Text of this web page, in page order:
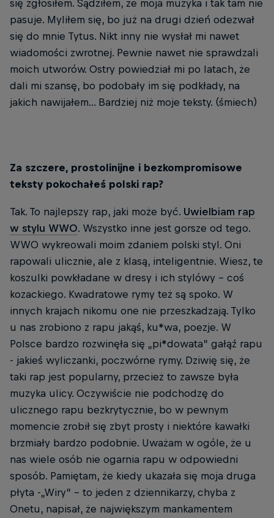
się zgłosiłem. Sądziłem, że moja muzyka i tak tam nie
pasuje. Myliłem się, bo już na drugi dzień odezwał
się do mnie Tytus. Nikt inny nie wysłał mi nawet
wiadomości zwrotnej. Pewnie nawet nie sprawdzali
moich utworów. Ostry powiedział mi po latach, że
dali mi szansę, bo podobały im się podkłady, na
jakich nawijałem... Bardziej niż moje teksty. (śmiech)
Za szczere, prostolinijne i bezkompromisowe
teksty pokochałeś polski rap?
Tak. To najlepszy rap, jaki może być. Uwielbiam rap
w stylu WWO. Wszystko inne jest gorsze od tego.
WWO wykreowali moim zdaniem polski styl. Oni
rapowali ulicznie, ale z klasą, inteligentnie. Wiesz, te
koszulki powkładane w dresy i ich stylówy - coś
kozackiego. Kwadratowe rymy też są spoko. W
innych krajach nikomu one nie przeszkadzają. Tylko
u nas zrobiono z rapu jakąś, ku*wa, poezje. W
Polsce bardzo rozwinęła się „pi*dowata” gałąź rapu
- jakieś wyliczanki, poczwórne rymy. Dziwię się, że
taki rap jest popularny, przecież to zawsze była
muzyka ulicy. Oczywiście nie podchodzę do
ulicznego rapu bezkrytycznie, bo w pewnym
momencie zrobił się zbyt prosty i niektóre kawałki
brzmiały bardzo podobnie. Uważam w ogóle, że u
nas wiele osób nie ogarnia rapu w odpowiedni
sposób. Pamiętam, że kiedy ukazała się moja druga
płyta -„Wiry” - to jeden z dziennikarzy, chyba z
Onetu, napisał, że największym mankamentem